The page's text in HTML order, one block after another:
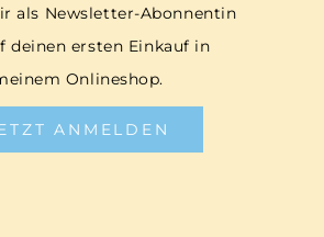
als Newsletter-Abonnentin
deinen ersten Einkauf in
Onlineshop.
ANMELDEN